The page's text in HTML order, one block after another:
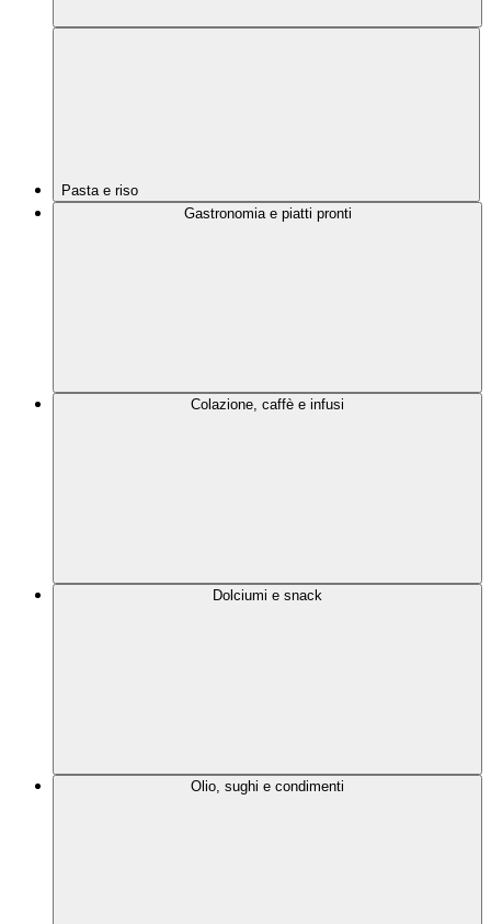
Pasta e riso
Gastronomia e piatti pronti
Colazione, caffè e infusi
Dolciumi e snack
Olio, sughi e condimenti